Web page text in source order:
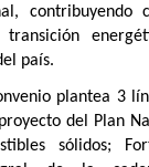
país.
plantea 3
del Plan
sólidos;